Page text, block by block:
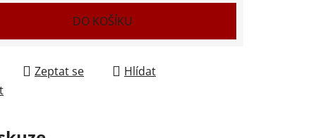
DO KOŠÍKU
Zeptat se
Hlídat